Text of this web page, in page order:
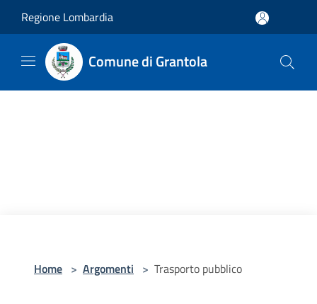
Regione Lombardia
Comune di Grantola
Home > Argomenti > Trasporto pubblico